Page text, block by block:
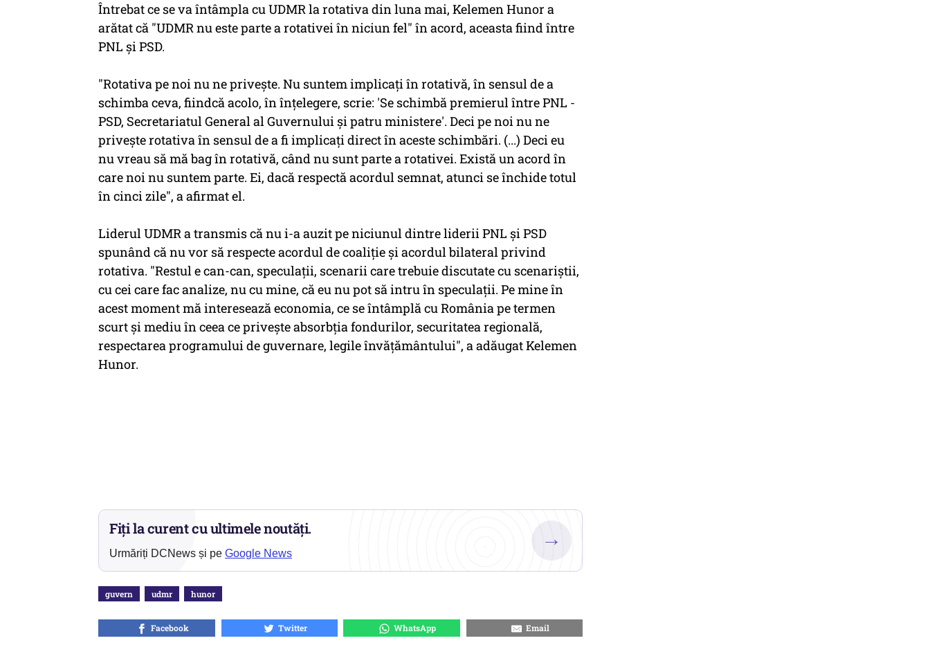
Întrebat ce se va întâmpla cu UDMR la rotativa din luna mai, Kelemen Hunor a
arătat că "UDMR nu este parte a rotativei în niciun fel" în acord, aceasta fiind între
PNL şi PSD.
"Rotativa pe noi nu ne priveşte. Nu suntem implicaţi în rotativă, în sensul de a
schimba ceva, fiindcă acolo, în înţelegere, scrie: 'Se schimbă premierul între PNL -
PSD, Secretariatul General al Guvernului şi patru ministere'. Deci pe noi nu ne
priveşte rotativa în sensul de a fi implicaţi direct în aceste schimbări. (...) Deci eu
nu vreau să mă bag în rotativă, când nu sunt parte a rotativei. Există un acord în
care noi nu suntem parte. Ei, dacă respectă acordul semnat, atunci se închide totul
în cinci zile", a afirmat el.
Liderul UDMR a transmis că nu i-a auzit pe niciunul dintre liderii PNL şi PSD
spunând că nu vor să respecte acordul de coaliţie şi acordul bilateral privind
rotativa. "Restul e can-can, speculaţii, scenarii care trebuie discutate cu scenariştii,
cu cei care fac analize, nu cu mine, că eu nu pot să intru în speculaţii. Pe mine în
acest moment mă interesează economia, ce se întâmplă cu România pe termen
scurt şi mediu în ceea ce priveşte absorbţia fondurilor, securitatea regională,
respectarea programului de guvernare, legile învăţământului", a adăugat Kelemen
Hunor.
Fiți la curent cu ultimele noutăți.
Urmăriți DCNews și pe Google News
→
guvern udmr hunor
Facebook Twitter WhatsApp Email